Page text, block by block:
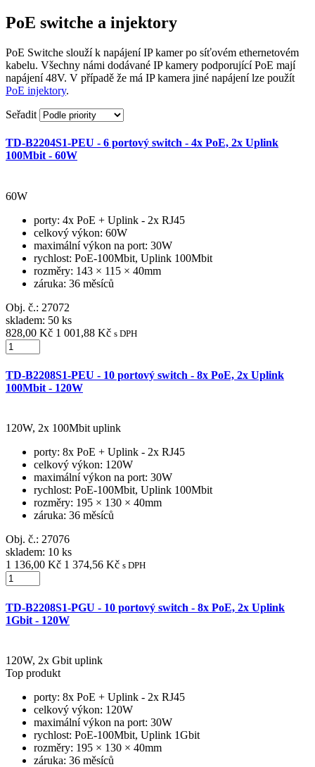
PoE switche a injektory
PoE Switche slouží k napájení IP kamer po síťovém ethernetovém
kabelu. Všechny námi dodávané IP kamery podporující PoE mají
napájení 48V. V případě že má IP kamera jiné napájení lze použít
PoE injektory.
Seřadit
TD-B2204S1-PEU - 6 portový switch - 4x PoE, 2x Uplink
100Mbit - 60W
60W
porty: 4x PoE + Uplink - 2x RJ45
celkový výkon: 60W
maximální výkon na port: 30W
rychlost: PoE-100Mbit, Uplink 100Mbit
rozměry: 143 × 115 × 40mm
záruka: 36 měsíců
Obj. č.: 27072
skladem: 50 ks
828,00 Kč 1 001,88 Kč s DPH
TD-B2208S1-PEU - 10 portový switch - 8x PoE, 2x Uplink
100Mbit - 120W
120W, 2x 100Mbit uplink
porty: 8x PoE + Uplink - 2x RJ45
celkový výkon: 120W
maximální výkon na port: 30W
rychlost: PoE-100Mbit, Uplink 100Mbit
rozměry: 195 × 130 × 40mm
záruka: 36 měsíců
Obj. č.: 27076
skladem: 10 ks
1 136,00 Kč 1 374,56 Kč s DPH
TD-B2208S1-PGU - 10 portový switch - 8x PoE, 2x Uplink
1Gbit - 120W
120W, 2x Gbit uplink
Top produkt
porty: 8x PoE + Uplink - 2x RJ45
celkový výkon: 120W
maximální výkon na port: 30W
rychlost: PoE-100Mbit, Uplink 1Gbit
rozměry: 195 × 130 × 40mm
záruka: 36 měsíců